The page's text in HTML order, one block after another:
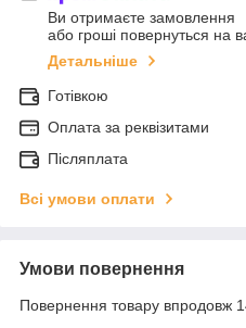
Ви отримаєте замовлення
або гроші повернуться на
Детальніше
Готівкою
Оплата за реквізитами
Післяплата
Всі умови оплати
Умови повернення
Повернення товару впродовж